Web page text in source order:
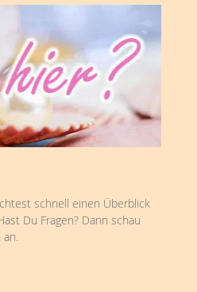
schnell einen Überblick
Du Fragen? Dann schau